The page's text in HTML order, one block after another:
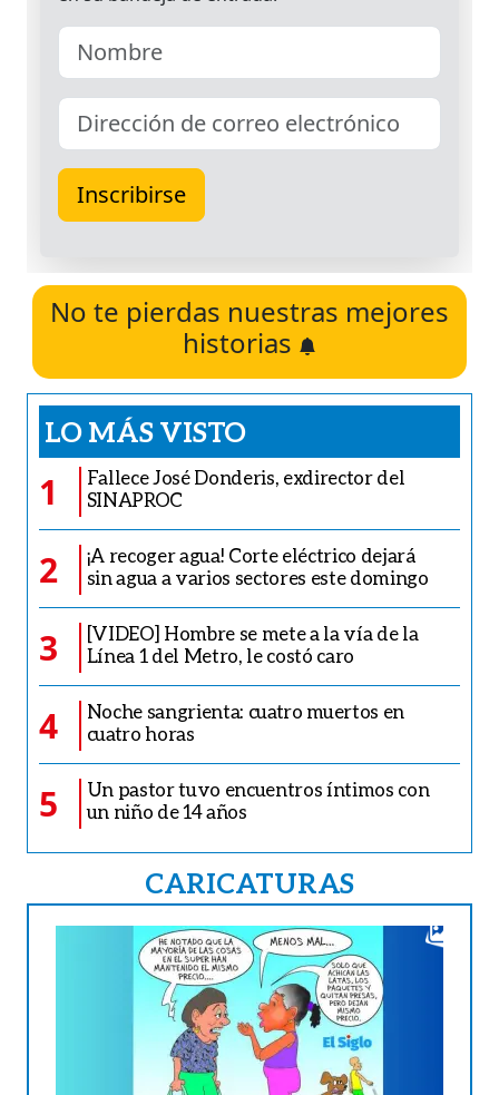
No te pierdas nuestras mejores
historias
LO MÁS VISTO
1
Fallece José Donderis, exdirector del
SINAPROC
2
¡A recoger agua! Corte eléctrico dejará
sin agua a varios sectores este domingo
3
[VIDEO] Hombre se mete a la vía de la
Línea 1 del Metro, le costó caro
4
Noche sangrienta: cuatro muertos en
cuatro horas
5
Un pastor tuvo encuentros íntimos con
un niño de 14 años
CARICATURAS